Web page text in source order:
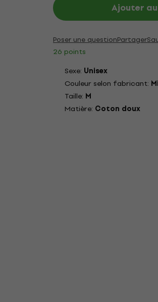
Ajouter
Poser une questionPartager
26 points
Sexe: Unisex
Couleur selon fabricant:
Taille: M
Matière: Coton doux